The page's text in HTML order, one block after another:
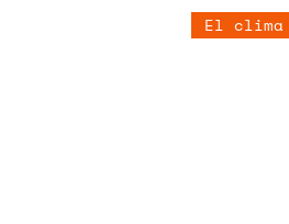
El clima